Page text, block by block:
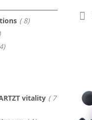
8Artikel
Artikel
vitality 7